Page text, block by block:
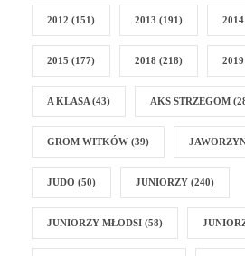
2012 (151) 2013 (191) 2014
2015 (177) 2018 (218) 2019
A KLASA (43) AKS STRZEGOM
GROM WITKÓW (39)
JUDO (50) JUNIORZY (240)
JUNIORZY MŁODSI (58)